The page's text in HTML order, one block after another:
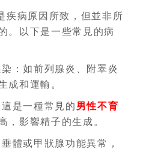
疾病原因所致，但並非所
。以下是一些常見的病
：如前列腺炎、附睪炎
成和運輸。
這是一種常見的 男性不育
，影響精子的生成。
體或甲狀腺功能異常，